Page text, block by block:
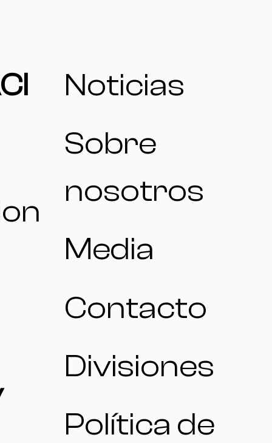
Noticias
Sobre
nosotros
Media
Contacto
Divisiones
Política de